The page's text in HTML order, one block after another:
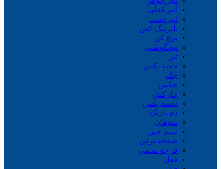
انبر قفلی
انبردست
بلبرینگ کش
پرچ کن
پیچگوشتی
تبر
جعبه بکس
جک
چکش
خارکش
دسته بکس
دم باریک
سوهان
سیم چین
صفحه برش
فرچه سیمی
ففل